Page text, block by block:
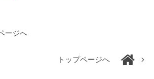
ージへ
トップページへ